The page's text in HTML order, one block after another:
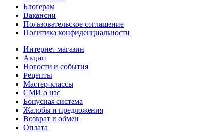
Блогерам
Вакансии
Пользовательское соглашение
Политика конфиденциальности
Интернет магазин
Акции
Новости и события
Рецепты
Мастер-классы
СМИ о нас
Бонусная система
Жалобы и предложения
Возврат и обмен
Оплата